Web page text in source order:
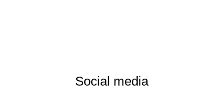
Social media